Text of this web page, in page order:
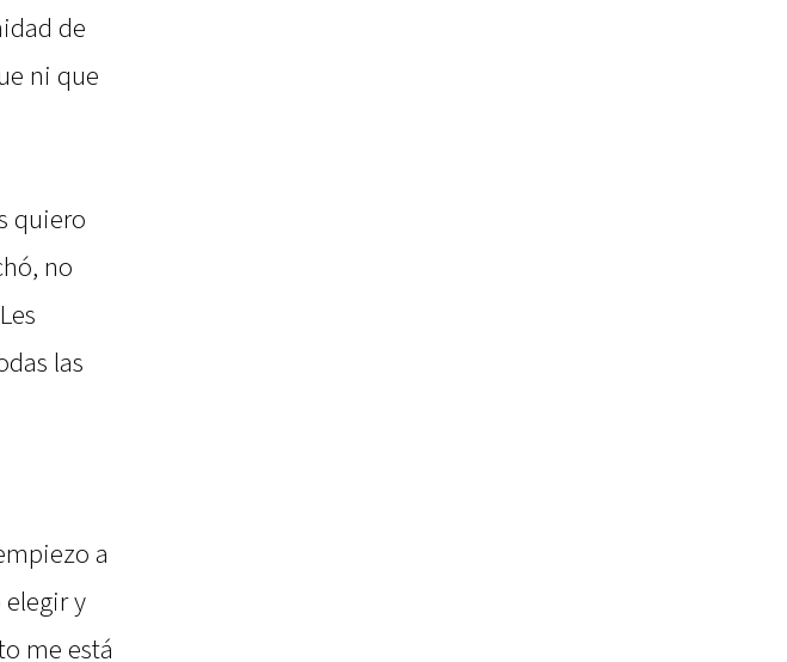
de
ni que
quiero
no
las
a
y
me está